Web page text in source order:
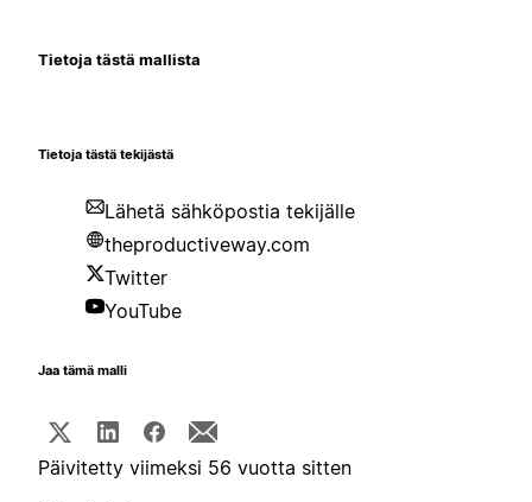
Tietoja tästä mallista
Tietoja tästä tekijästä
Lähetä sähköpostia tekijälle
theproductiveway.com
Twitter
YouTube
Jaa tämä malli
Päivitetty viimeksi 56 vuotta sitten